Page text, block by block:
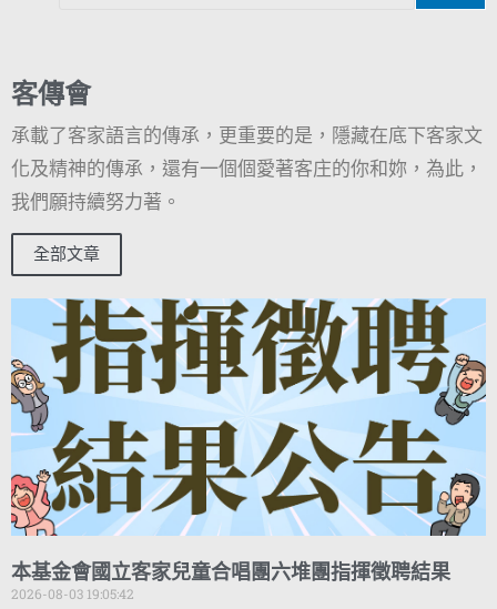
客傳會
承載了客家語言的傳承，更重要的是，隱藏在底下客家文
化及精神的傳承，還有一個個愛著客庄的你和妳，為此，
我們願持續努力著。
全部文章
本基金會國立客家兒童合唱團六堆團指揮徵聘結果
2026-08-03 19:05:42